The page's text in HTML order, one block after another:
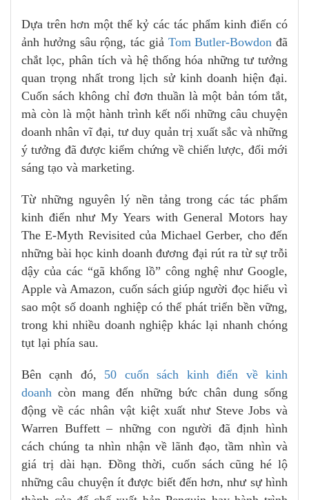
Dựa trên hơn một thế kỷ các tác phẩm kinh điển có
ảnh hưởng sâu rộng, tác giả Tom Butler-Bowdon đã
chắt lọc, phân tích và hệ thống hóa những tư tưởng
quan trọng nhất trong lịch sử kinh doanh hiện đại.
Cuốn sách không chỉ đơn thuần là một bản tóm tắt,
mà còn là một hành trình kết nối những câu chuyện
doanh nhân vĩ đại, tư duy quản trị xuất sắc và những
ý tưởng đã được kiểm chứng về chiến lược, đổi mới
sáng tạo và marketing.
Từ những nguyên lý nền tảng trong các tác phẩm
kinh điển như My Years with General Motors hay
The E-Myth Revisited của Michael Gerber, cho đến
những bài học kinh doanh đương đại rút ra từ sự trỗi
dậy của các “gã khổng lồ” công nghệ như Google,
Apple và Amazon, cuốn sách giúp người đọc hiểu vì
sao một số doanh nghiệp có thể phát triển bền vững,
trong khi nhiều doanh nghiệp khác lại nhanh chóng
tụt lại phía sau.
Bên cạnh đó, 50 cuốn sách kinh điển về kinh
doanh còn mang đến những bức chân dung sống
động về các nhân vật kiệt xuất như Steve Jobs và
Warren Buffett – những con người đã định hình
cách chúng ta nhìn nhận về lãnh đạo, tầm nhìn và
giá trị dài hạn. Đồng thời, cuốn sách cũng hé lộ
những câu chuyện ít được biết đến hơn, như sự hình